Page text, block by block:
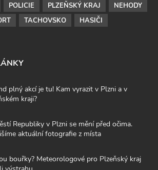
POLICIE PLZEŇSKÝ KRAJ
NEHODY
TACHOVSKO
HASIČI
plný akcí je tu! Kam vyrazit v Plzni a v
kraji?
Republiky v Plzni se mění před očima.
aktuální fotografie z místa
bouřky? Meteorologové pro Plzeňský kraj